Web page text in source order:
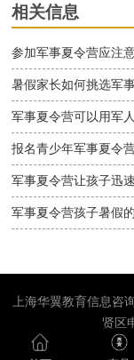
相关信息
参加军事夏令营应注
暑假家长如何挑选军
军事夏令营可以用军
报名青少年军事夏令
军事夏令营让孩子迅
军事夏令营孩子暑假
上海华翼教育信息咨
贤区